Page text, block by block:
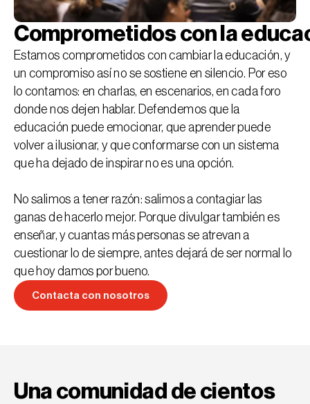
Una comunidad de cientos
Comprometidos con la
Estamos comprometidos con cambiar la educación, y
un compromiso así no se sostiene en silencio. Por eso
lo contamos: en charlas, en escenarios, en cada foro
donde nos dejen hablar. Defendemos que la
educación puede emocionar, que aprender puede
volver a ilusionar, y que conformarse con un sistema
que ha dejado de inspirar no es una opción.
No salimos a tener razón: salimos a contagiar las
ganas de hacerlo mejor. Porque divulgar también es
enseñar, y cuantas más personas se atrevan a
cuestionar lo de siempre, antes dejará de ser normal lo
que hoy damos por bueno.
Contacta con nosotros